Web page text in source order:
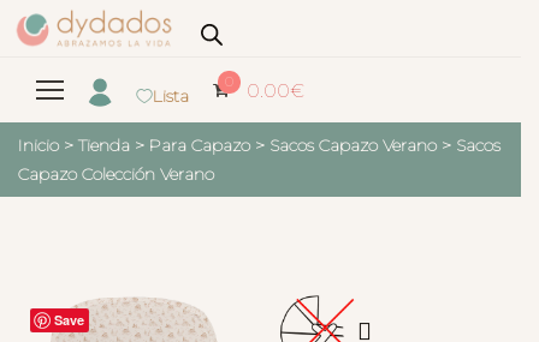
Lista
0 0.00€
Inicio > Tienda > Para Capazo > Sacos Capazo Verano > Sacos
Capazo Colección Verano
Save